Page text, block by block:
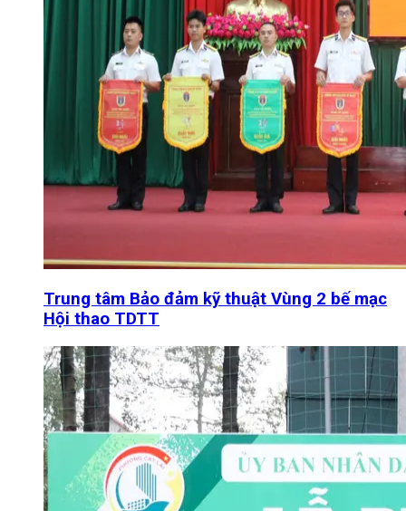
Trung tâm Bảo đảm kỹ thuật Vùng 2 bế mạc
Hội thao TDTT